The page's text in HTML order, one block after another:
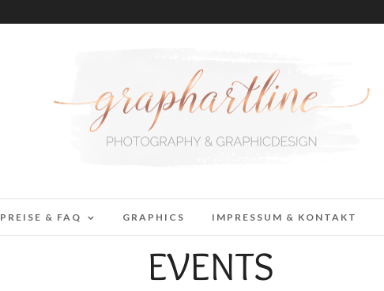
PREISE & FAQ GRAPHICS IMPRESSUM & KONTAKT
EVENTS